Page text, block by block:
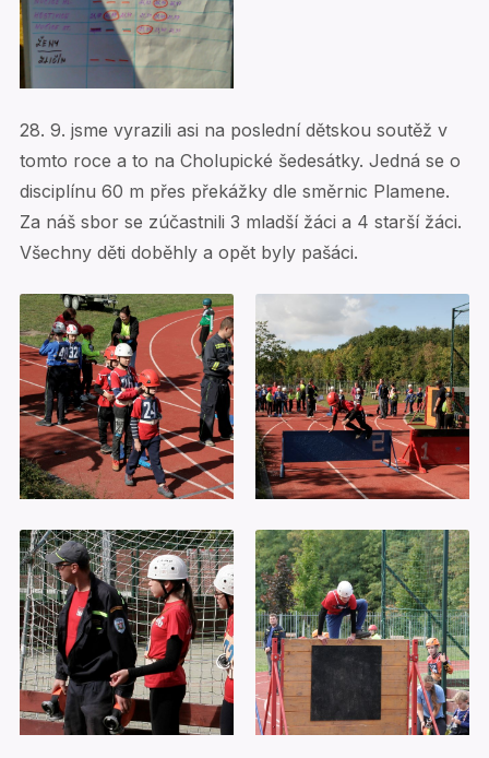
28. 9. jsme vyrazili asi na poslední dětskou soutěž v
tomto roce a to na Cholupické šedesátky. Jedná se o
disciplínu 60 m přes překážky dle směrnic Plamene.
Za náš sbor se zúčastnili 3 mladší žáci a 4 starší žáci.
Všechny děti doběhly a opět byly pašáci.